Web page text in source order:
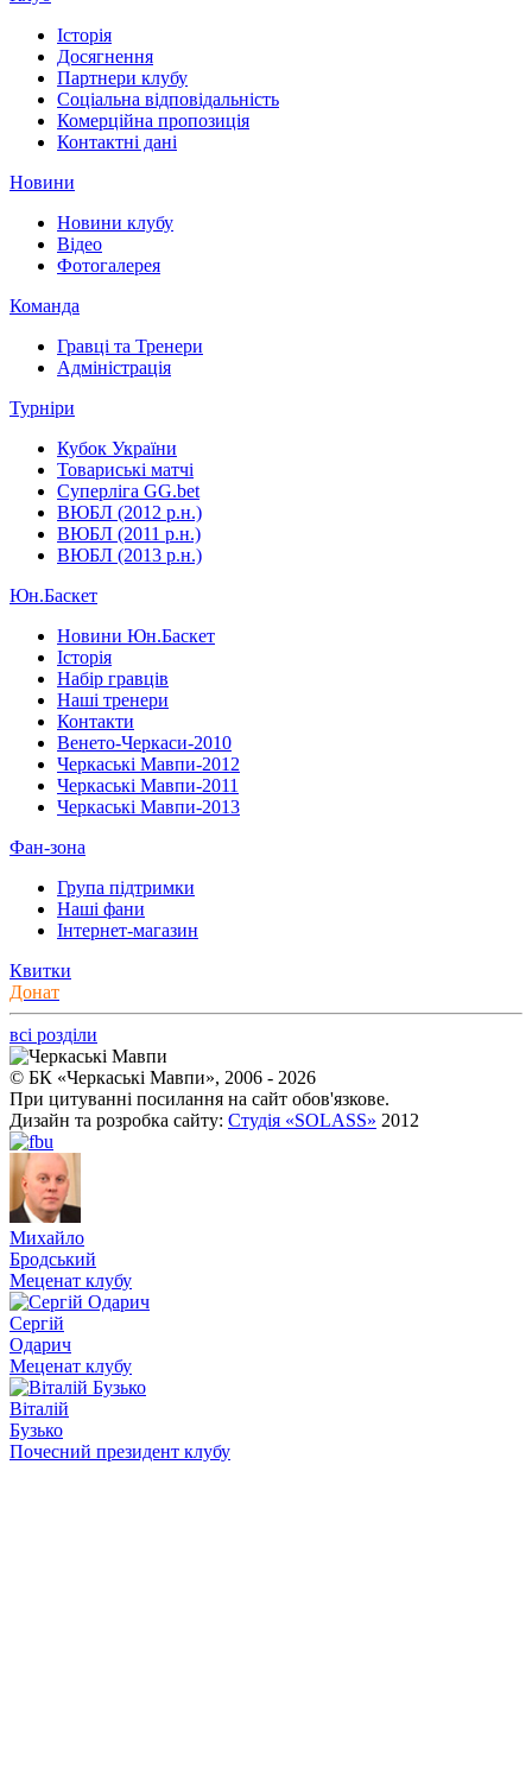
Історія
Досягнення
Партнери клубу
Соціальна відповідальність
Комерційна пропозиція
Контактні дані
Новини
Новини клубу
Відео
Фотогалерея
Команда
Гравці та Тренери
Адміністрація
Турніри
Кубок України
Товариські матчі
Суперліга GG.bet
ВЮБЛ (2012 р.н.)
ВЮБЛ (2011 р.н.)
ВЮБЛ (2013 р.н.)
Юн.Баскет
Новини Юн.Баскет
Історія
Набір гравців
Наші тренери
Контакти
Венето-Черкаси-2010
Черкаські Мавпи-2012
Черкаські Мавпи-2011
Черкаські Мавпи-2013
Фан-зона
Група підтримки
Наші фани
Інтернет-магазин
Квитки
Донат
всі розділи
© БК «Черкаські Мавпи», 2006 - 2026
При цитуванні посилання на сайт обов'язкове.
Дизайн та розробка сайту: Студія «SOLASS» 2012
Михайло
Бродський
Меценат клубу
Сергій
Одарич
Меценат клубу
Віталій
Бузько
Почесний президент клубу